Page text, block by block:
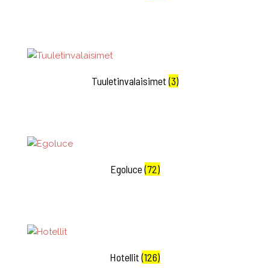
Tuuletinvalaisimet(3)
Egoluce(72)
Hotellit(126)